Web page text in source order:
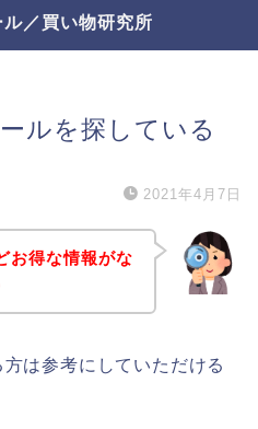
／買い物研究所
ルを探している
2021年4月7日
お得な情報がな
は参考にしていただける